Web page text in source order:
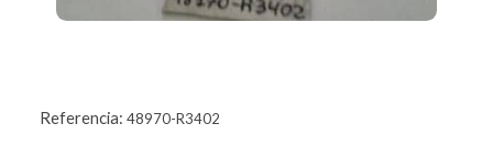
Referencia: 48970-R3402